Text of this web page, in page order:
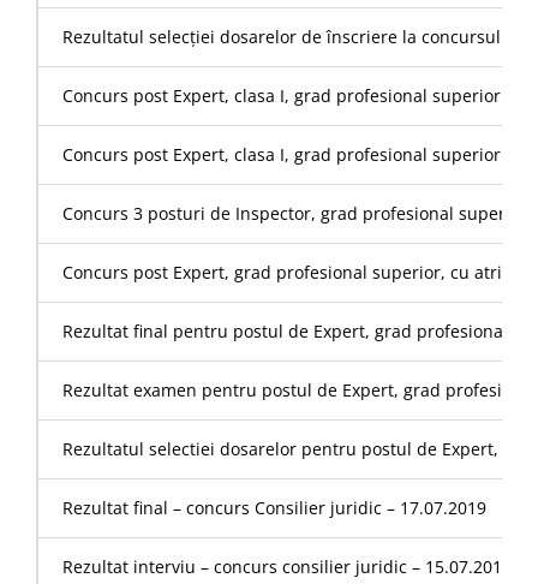
Rezultatul selecției dosarelor de înscriere la concursul
Concurs post Expert, clasa I, grad profesional superior
Concurs post Expert, clasa I, grad profesional superior
Concurs 3 posturi de Inspector, grad profesional
Concurs post Expert, grad profesional superior, cu
Rezultat final pentru postul de Expert, grad profesional
Rezultat examen pentru postul de Expert, grad profesional
Rezultatul selectiei dosarelor pentru postul de Expert,
Rezultat final – concurs Consilier juridic – 17.07.2019
Rezultat interviu – concurs consilier juridic – 15.07.2019